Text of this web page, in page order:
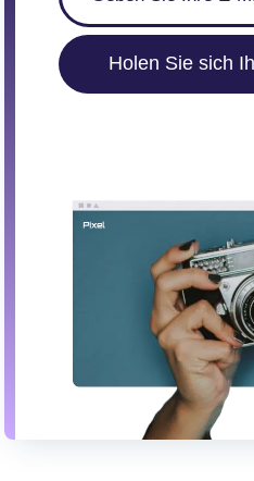
Holen Sie sich